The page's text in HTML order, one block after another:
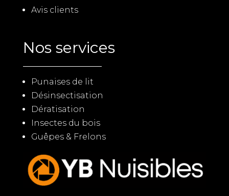
Avis clients
Nos services
Punaises de lit
Désinsectisation
Dératisation
Insectes du bois
Guêpes & Frelons